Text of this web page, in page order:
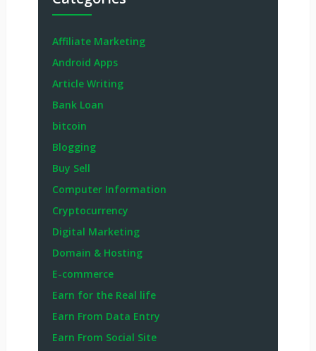
Affiliate Marketing
Android Apps
Article Writing
Bank Loan
bitcoin
Blogging
Buy Sell
Computer Information
Cryptocurrency
Digital Marketing
Domain & Hosting
E-commerce
Earn for the Real life
Earn From Data Entry
Earn From Social Site